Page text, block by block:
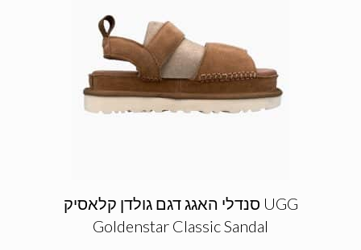
סנדלי האגג דגם גולדן קלאסיק UGG
Goldenstar Classic Sandal